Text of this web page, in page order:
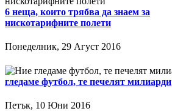
6 неща, които трябва да знаем за
нискотарифните полети
Понеделник, 29 Агуст 2016
гледаме футбол, те печелят милиарди
Петък, 10 Юни 2016